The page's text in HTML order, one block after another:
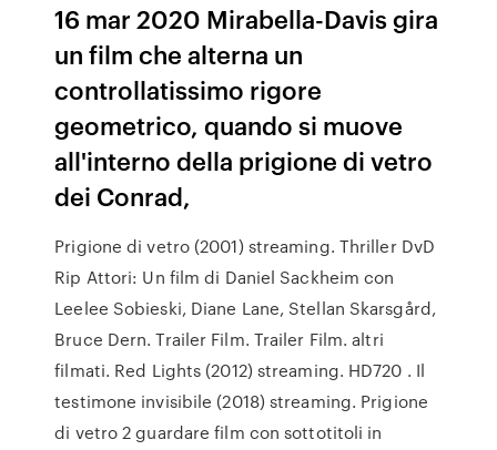
16 mar 2020 Mirabella-Davis gira
un film che alterna un
controllatissimo rigore
geometrico, quando si muove
all'interno della prigione di vetro
dei Conrad,
Prigione di vetro (2001) streaming. Thriller DvD
Rip Attori: Un film di Daniel Sackheim con
Leelee Sobieski, Diane Lane, Stellan Skarsgård,
Bruce Dern. Trailer Film. Trailer Film. altri
filmati. Red Lights (2012) streaming. HD720 . Il
testimone invisibile (2018) streaming. Prigione
di vetro 2 guardare film con sottotitoli in